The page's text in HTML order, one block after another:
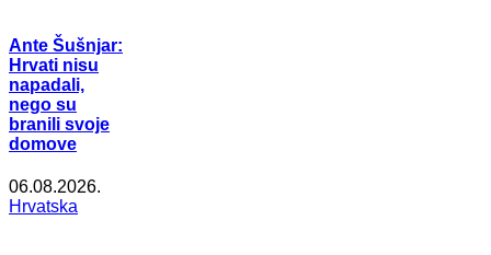
Ante Šušnjar:
Hrvati nisu
napadali,
nego su
branili svoje
domove
06.08.2026.
Hrvatska